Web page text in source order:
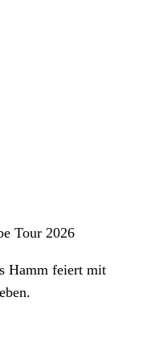
Tour 2026
Hamm feiert mit